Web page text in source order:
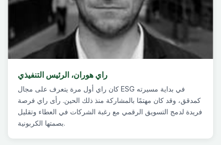
راي هوران، الرئيس التنفيذي
كان راي أول مرة يتعرف على مجال ESG في بداية مسيرته
كمدقق، وقد كان مهتمًا بالمشاركة منذ ذلك الحين. رأى راي فرصة
فريدة لدمج التسويق الرقمي مع رغبة الشركات في العطاء وتقليل
بصمتها الكربونية.